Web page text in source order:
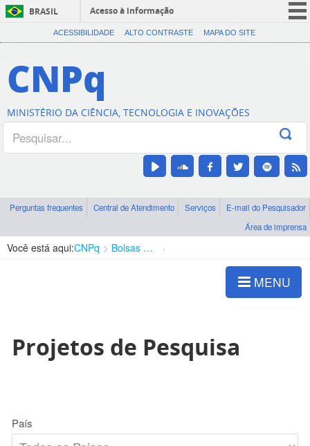
BRASIL
Acesso à informação
CORONAVÍRUS (COVID-19)
Canais
ACESSIBILIDADE ALTO CONTRASTE MAPA DO SITE
CNPq
MINISTÉRIO DA CIÊNCIA, TECNOLOGIA E INOVAÇÕES
Perguntas frequentes Central de Atendimento Serviços
E-mail do Pesquisador
Área de imprensa
Você está aqui:CNPq Bolsas e Auxílios Vigentes
MENU
Projetos de Pesquisa
País